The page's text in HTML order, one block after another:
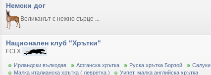
Немски дог
Великанът с нежно сърце ...
Национален клуб "Хрътки"
FCI X
Ирландски вълкодав Афганска хрътка Руска хрътка Борзой
Салуки
Малка италианска хрътка ( левретка )
Уипет, малка английска хрътка